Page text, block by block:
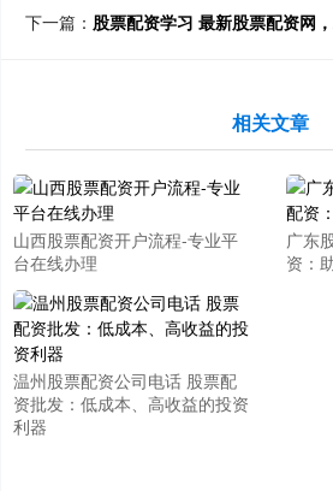
下一篇： 股票配资学习 最新股票配资网
相关文章
山西股票配资开户流程-专业平
台在线办理
广东
资：
温州股票配资公司电话 股票配
资批发：低成本、高收益的投资
利器